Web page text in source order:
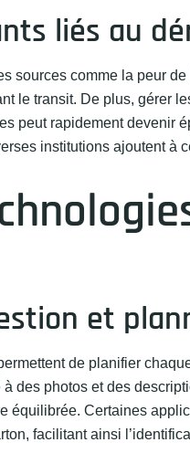
liés au
sources comme la peur
le transit. De plus, gérer
peut rapidement devenir
institutions ajoutent à
et
de planifier
des photos et des
équilibrée. Certaines
facilitant ainsi